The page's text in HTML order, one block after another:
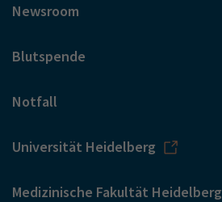
Newsroom
Blutspende
Notfall
Universität Heidelberg
Medizinische Fakultät Heidelberg